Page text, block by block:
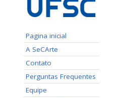
Pagina inicial
A SeCArte
Contato
Perguntas Frequentes
Equipe